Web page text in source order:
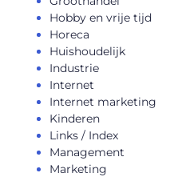
Hobby en vrije tijd
Horeca
Huishoudelijk
Industrie
Internet
Internet marketing
Kinderen
Links / Index
Management
Marketing